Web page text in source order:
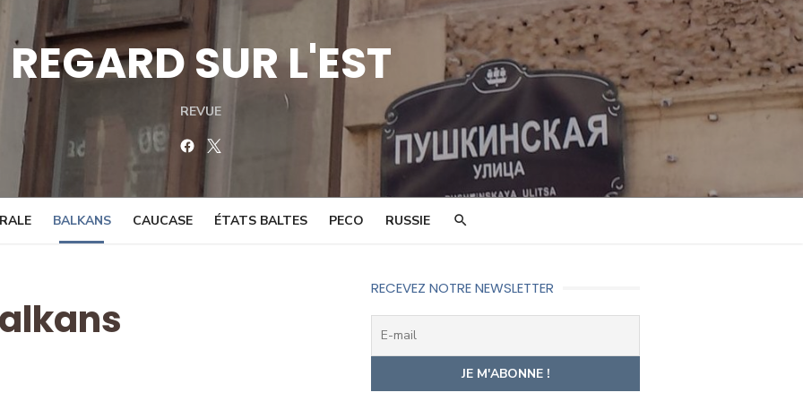
REGARD SUR L'EST
REVUE
Facebook
BALKANS CAUCASE ÉTATS BALTES PECO RUSSIE
RECEVEZ NOTRE NEWSLETTER